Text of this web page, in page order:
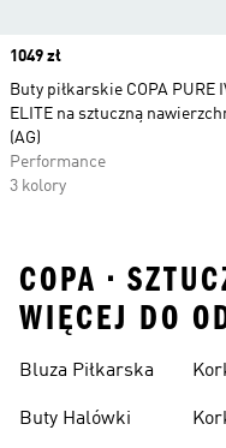
Price
1049 zł
Buty piłkarskie COPA PURE
ELITE na sztuczną
(AG)
Performance
3 kolory
COPA •
WIĘCEJ DO
Bluza Piłkarska
Buty Halówki